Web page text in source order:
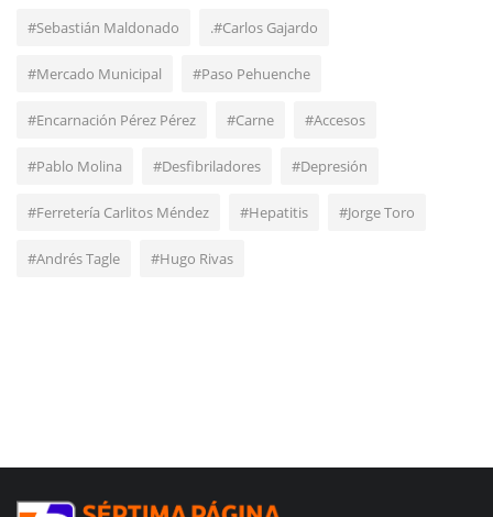
#Sebastián Maldonado .#Carlos Gajardo
#Mercado Municipal #Paso Pehuenche
#Encarnación Pérez Pérez #Carne #Accesos
#Pablo Molina #Desfibriladores #Depresión
#Ferretería Carlitos Méndez #Hepatitis #Jorge Toro
#Andrés Tagle #Hugo Rivas